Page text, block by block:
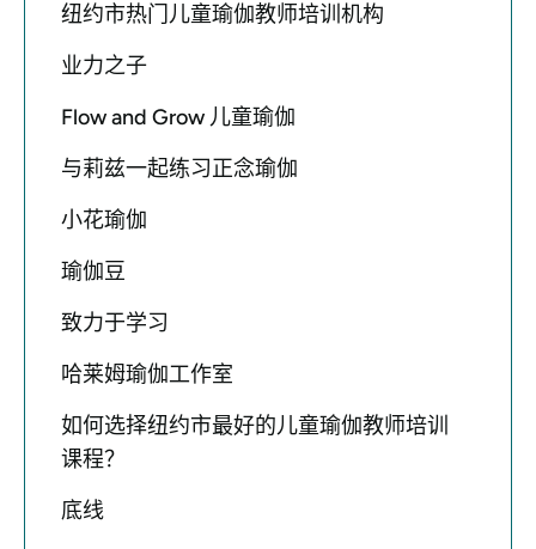
纽约市热门儿童瑜伽教师培训机构
业力之子
Flow and Grow 儿童瑜伽
与莉兹一起练习正念瑜伽
小花瑜伽
瑜伽豆
致力于学习
哈莱姆瑜伽工作室
如何选择纽约市最好的儿童瑜伽教师培训
课程？
底线